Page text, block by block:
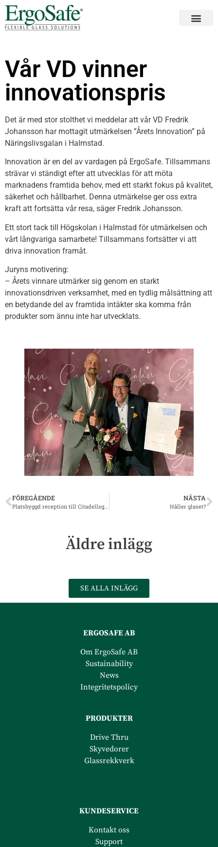
Vår VD vinner
innovationspris
Det är med stor stolthet vi meddelar att vår VD Fredrik
Johansson har mottagit utmärkelsen ”Årets Innovation” på
Näringslivsgalan i Halmstad.
Innovation är en del av vardagen på ErgoSafe. Tillsammans
strävar vi ständigt efter att utvecklas för att möta
marknadens framtida behov, med ett starkt fokus på kvalitet,
säkerhet och hållbarhet. Denna utmärkelse ger oss extra
kraft att fortsätta vår resa, säger Fredrik Johansson.
Ett stort tack till Högskolan i Halmstad för utmärkelsen och
vårt långvariga samarbete! Tillsammans fortsätter vi att
driva innovation framåt.
Juryns motivering:
– Årets vinnare utmärker sig genom en starkt
innovationsdriven verksamhet, med en tydlig målsättning att
en betydande del av framtida intäkter ska komma från
produkter som ännu inte har utvecklats.
FÖREGÅENDE
Platsbyggd reception till Citadellsgymansiet
NÄSTA
Håller glaset?
Äldre inlägg
SE ALLA INLÄGG
ERGOSAFE AB
Om ErgoSafe AB
Sustainability
News
Integritetspolicy
PRODUKTER
Drive Thru
Skyvedorer
Glassrekkverk
KUNDESERVICE
Kontakt oss
Support